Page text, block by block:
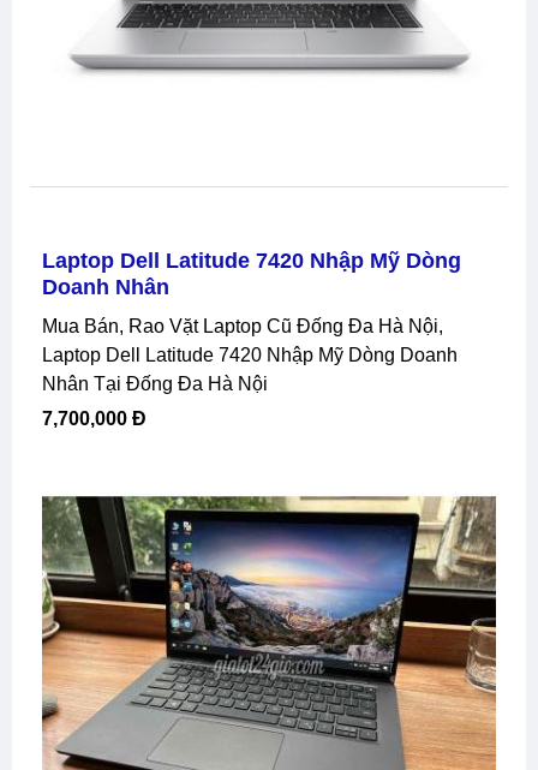
Laptop Dell Latitude 7420 Nhập Mỹ Dòng
Doanh Nhân
Mua Bán, Rao Vặt Laptop Cũ Đống Đa Hà Nội,
Laptop Dell Latitude 7420 Nhập Mỹ Dòng Doanh
Nhân Tại Đống Đa Hà Nội
7,700,000 Đ